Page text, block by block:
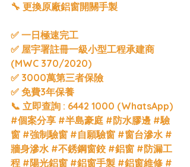
🔧 更換原廠鋁窗開關手製
✅ 一日極速完工
✅ 屋宇署註冊一級小型工程承建商
(MWC 370/2020)
✅ 3000萬第三者保險
✅ 免費3年保養
📞 立即查詢 : 6442 1000 (WhatsApp)
#個案分享 #半島豪庭 #防水膠邊 #驗
窗 #強制驗窗 #自願驗窗 #窗台滲水 #
牆身滲水 #不銹鋼窗鉸 #鋁窗 #防漏工
程 #陽光鋁窗 #鋁窗手製 #鋁窗維修 #